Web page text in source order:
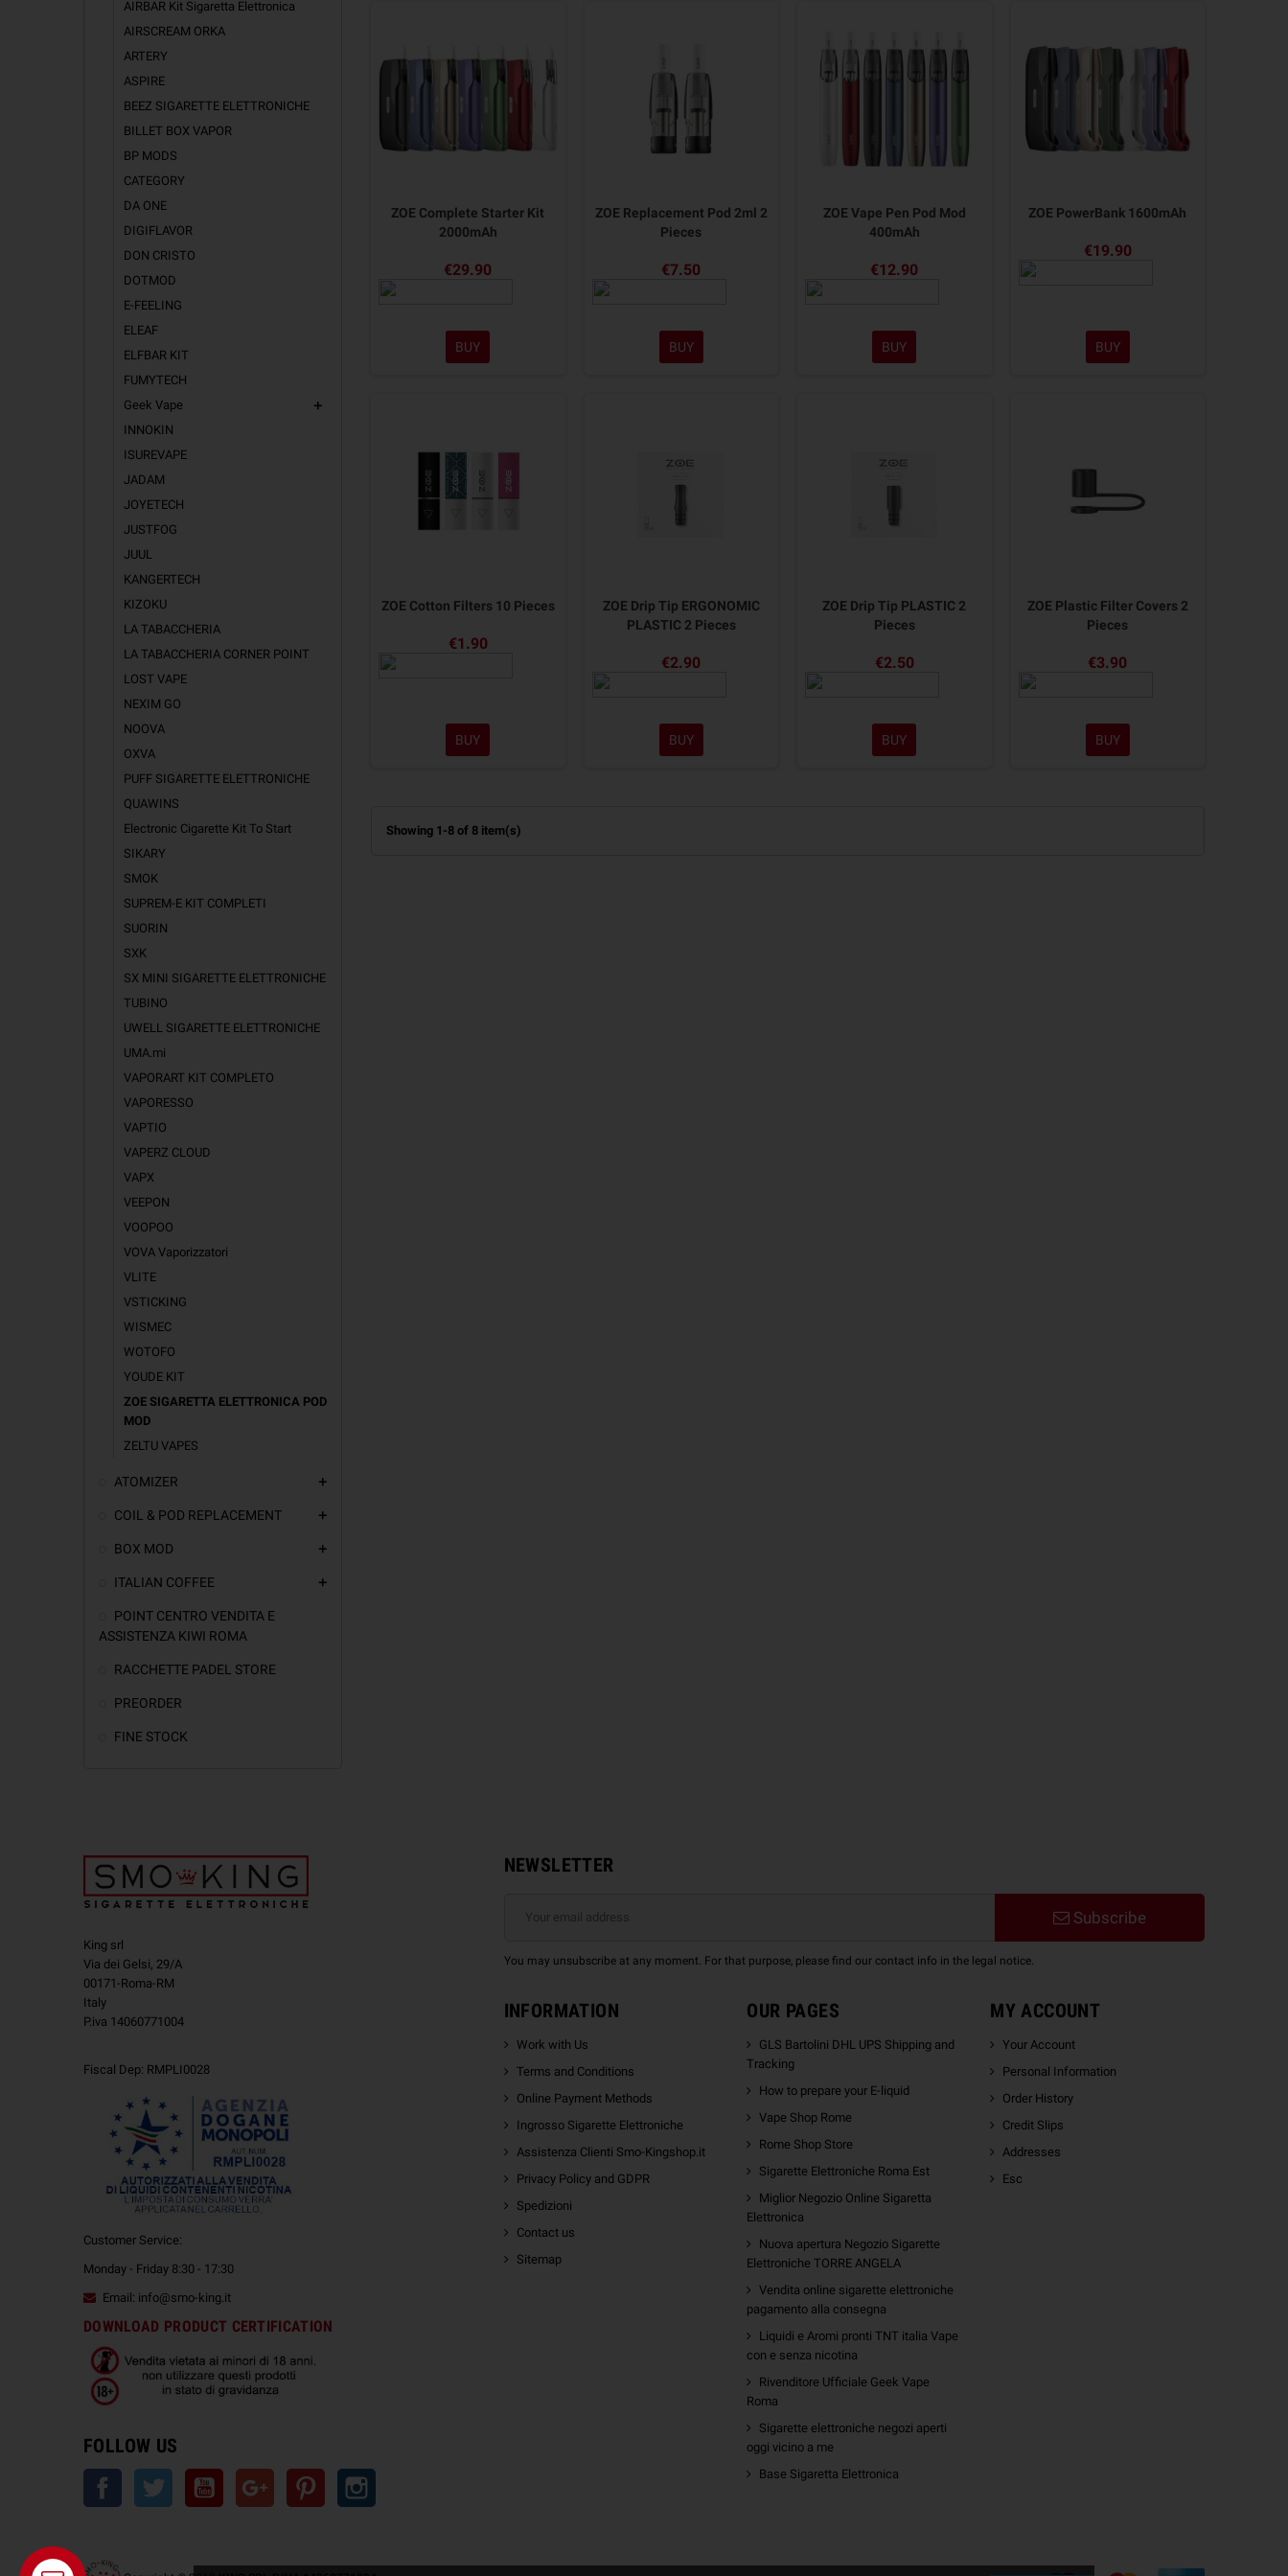
AIRBAR Kit Sigaretta Elettronica
AIRSCREAM ORKA
ARTERY
ASPIRE
BEEZ SIGARETTE ELETTRONICHE
BILLET BOX VAPOR
BP MODS
CATEGORY
DA ONE
DIGIFLAVOR
DON CRISTO
DOTMOD
E-FEELING
ELEAF
ELFBAR KIT
FUMYTECH
Geek Vape
add
INNOKIN
ISUREVAPE
JADAM
JOYETECH
JUSTFOG
JUUL
KANGERTECH
KIZOKU
LA TABACCHERIA
LA TABACCHERIA CORNER POINT
LOST VAPE
NEXIM GO
NOOVA
OXVA
PUFF SIGARETTE ELETTRONICHE
QUAWINS
Electronic Cigarette Kit To Start
SIKARY
SMOK
SUPREM-E KIT COMPLETI
SUORIN
SXK
SX MINI SIGARETTE ELETTRONICHE
TUBINO
UWELL SIGARETTE ELETTRONICHE
UMA.mi
VAPORART KIT COMPLETO
VAPORESSO
VAPTIO
VAPERZ CLOUD
VAPX
VEEPON
VOOPOO
VOVA Vaporizzatori
VLITE
VSTICKING
WISMEC
WOTOFO
YOUDE KIT
ZOE SIGARETTA ELETTRONICA POD
MOD
ZELTU VAPES
ATOMIZER add
COIL & POD REPLACEMENT add
BOX MOD add
ITALIAN COFFEE add
POINT CENTRO VENDITA E
ASSISTENZA KIWI ROMA
RACCHETTE PADEL STORE
PREORDER
FINE STOCK
ZOE Complete Starter Kit
2000mAh
€29.90
BUY
ZOE Replacement Pod 2ml 2
Pieces
€7.50
BUY
ZOE Vape Pen Pod Mod
400mAh
€12.90
BUY
ZOE PowerBank 1600mAh
€19.90
BUY
ZOE Cotton Filters 10 Pieces
€1.90
BUY
ZOE Drip Tip ERGONOMIC
PLASTIC 2 Pieces
€2.90
BUY
ZOE Drip Tip PLASTIC 2
Pieces
€2.50
BUY
ZOE Plastic Filter Covers 2
Pieces
€3.90
BUY
Showing 1-8 of 8 item(s)
King srl
Via dei Gelsi, 29/A
00171-Roma-RM
Italy
P.iva 14060771004
Fiscal Dep: RMPLI0028
Customer Service:
Monday - Friday 8:30 - 17:30
Email: info@smo-king.it
DOWNLOAD PRODUCT CERTIFICATION
FOLLOW US
Facebook Twitter YouTube Google + Pinterest
NEWSLETTER
Subscribe
You may unsubscribe at any moment. For that purpose, please find our contact info in the legal notice.
INFORMATION
Work with Us
Terms and Conditions
Online Payment Methods
Ingrosso Sigarette Elettroniche
Assistenza Clienti Smo-Kingshop.it
Privacy Policy and GDPR
Spedizioni
Contact us
Sitemap
OUR PAGES
GLS Bartolini DHL UPS Shipping and
Tracking
How to prepare your E-liquid
Vape Shop Rome
Rome Shop Store
Sigarette Elettroniche Roma Est
Miglior Negozio Online Sigaretta
Elettronica
Nuova apertura Negozio Sigarette
Elettroniche TORRE ANGELA
Vendita online sigarette elettroniche
pagamento alla consegna
Liquidi e Aromi pronti TNT italia Vape
con e senza nicotina
Rivenditore Ufficiale Geek Vape
Roma
Sigarette elettroniche negozi aperti
oggi vicino a me
Base Sigaretta Elettronica
MY ACCOUNT
Your Account
Personal Information
Order History
Credit Slips
Addresses
Esc